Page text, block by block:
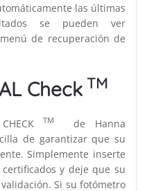
las últimas
se pueden ver
de recuperación de
Check TM
TM
de Hanna
de garantizar que su
Simplemente inserte
certificados y deje que su
Si su fotómetro